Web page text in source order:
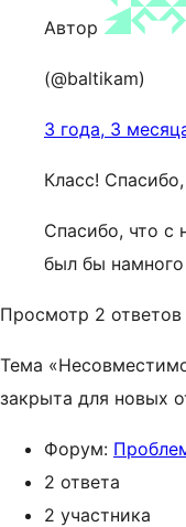
Автор
(@baltikam)
3 года, 3
Класс!
Спасибо, что с
был бы
Просмотр 2
Тема
закрыта для новых
Форум:
2 ответа
2 участника